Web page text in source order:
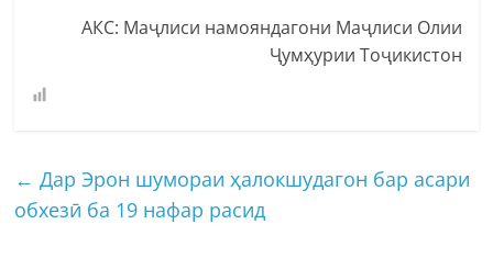
АКС: Маҷлиси намояндагони Маҷлиси Олии
Ҷумҳурии Тоҷикистон
← Дар Эрон шумораи ҳалокшудагон бар асари
обхезӣ ба 19 нафар расид